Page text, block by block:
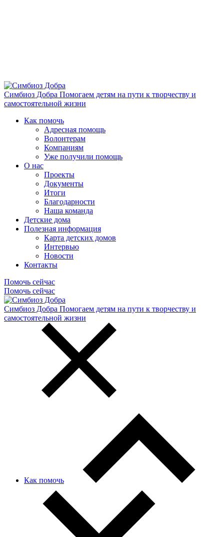
Симбиоз Добра Помогаем детям на пути к творчеству и
самостоятельной жизни
Как помочь
Адресная помощь
Волонтерам
Компаниям
Уже получили помощь
О нас
Проекты
Документы
Итоги
Благодарности
Наша команда
Детские дома
Полезная информация
Карта детских домов
Интервью
Новости
Контакты
Помочь сейчас
Помочь сейчас
Симбиоз Добра Помогаем детям на пути к творчеству и
самостоятельной жизни
Как помочь